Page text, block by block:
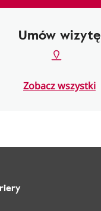
Umów wizytę
Zobacz wszystki